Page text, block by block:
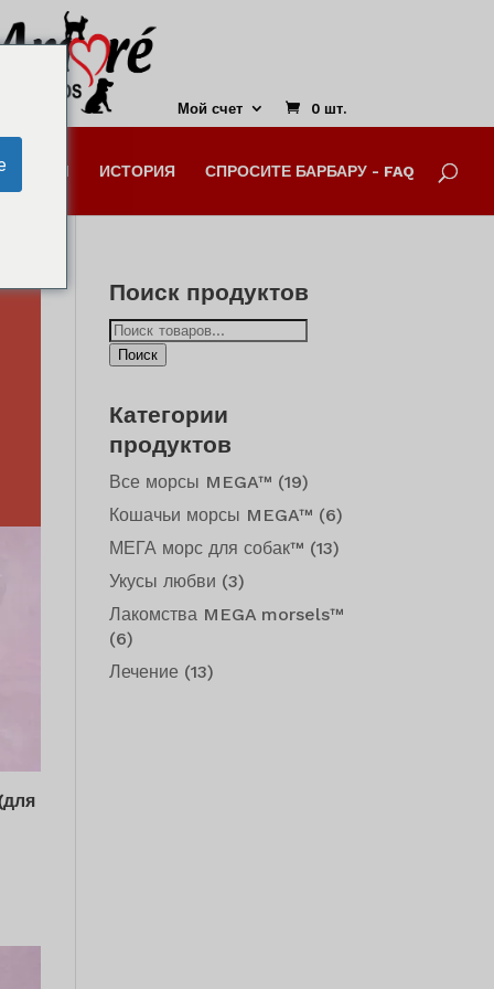
Мой счет 0 шт.
ИСТОРИЯ СПРОСИТЕ БАРБАРУ - FAQ
Поиск продуктов
Искать:
Поиск
Категории
продуктов
Все морсы MEGA™ (19)
Кошачьи морсы MEGA™ (6)
МЕГА морс для собак™ (13)
Укусы любви (3)
Лакомства MEGA morsels™
(6)
Лечение (13)
Закройте
модуль